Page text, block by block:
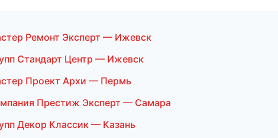
Ремонт Эксперт — Ижевск
Стандарт Центр — Ижевск
Проект Архи — Пермь
Престиж Эксперт — Самара
Декор Классик — Казань